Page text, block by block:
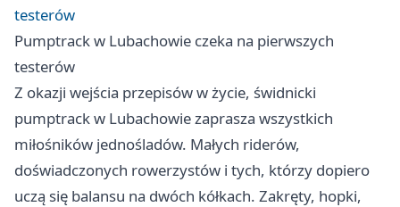
testerów
Pumptrack w Lubachowie czeka na pierwszych
testerów
Z okazji wejścia przepisów w życie, świdnicki
pumptrack w Lubachowie zaprasza wszystkich
miłośników jednośladów. Małych riderów,
doświadczonych rowerzystów i tych, którzy dopiero
uczą się balansu na dwóch kółkach. Zakręty, hopki,